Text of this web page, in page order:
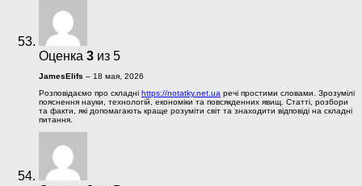
Оценка 3 из 5
JamesElifs – 18 мая, 2026
Розповідаємо про складні https://notatky.net.ua речі простими словами. Зрозумілі
пояснення науки, технологій, економіки та повсякденних явищ. Статті, розбори
та факти, які допомагають краще розуміти світ та знаходити відповіді на складні
питання.